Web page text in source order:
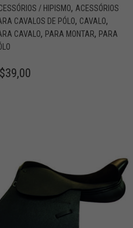
/ HIPISMO, ACESSÓRIOS
CAVALOS DE PÓLO, CAVALO,
CAVALO, PARA MONTAR, PARA
39,00